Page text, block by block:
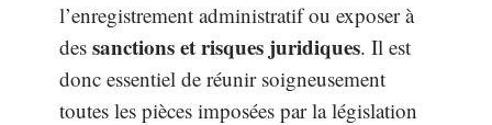
l’enregistrement administratif ou exposer à
des sanctions et risques juridiques. Il est
donc essentiel de réunir soigneusement
toutes les pièces imposées par la législation